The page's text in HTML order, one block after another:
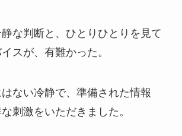
な判断と、ひとりひとりを見て
スが、有難かった。
ない冷静で、準備された情報
刺激をいただきました。